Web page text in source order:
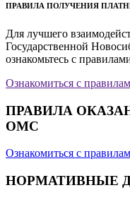
ПРАВИЛА ПОЛУЧЕНИЯ
Для лучшего
Государственной
ознакомьтесь с
Ознакомиться с
ПРАВИЛА
ОМС
Ознакомиться с
НОРМАТИВНЫЕ